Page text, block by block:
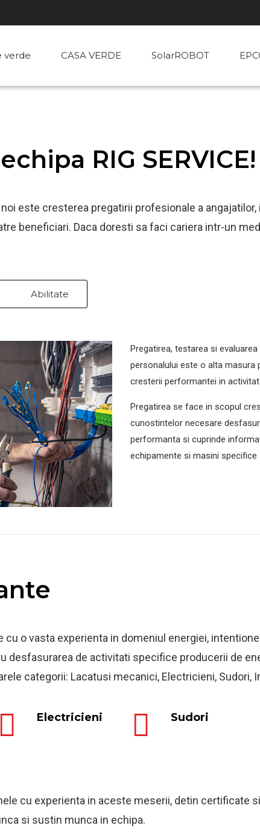
verde CASA VERDE SolarROBOT
RIG SERVICE!
este cresterea pregatirii profesionale a
beneficiari. Daca doresti sa faci cariera intr-un
Abilitate
Pregatirea, testarea si
personalului este o alta masura
cresterii performantei in
Pregatirea se face in scopul
cunostintelor necesare
performanta si cuprinde
echipamente si masini specifice
cu o vasta experienta in domeniul energiei,
desfasurarea de activitati specifice producerii de
categorii: Lacatusi mecanici, Electricieni, Sudori,
Electricieni Sudori
cu experienta in aceste meserii, detin certificate
si sustin munca in echipa.